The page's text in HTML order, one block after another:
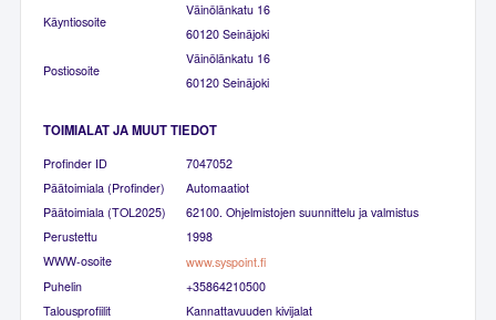
Käyntiosoite
Väinölänkatu 16
60120 Seinäjoki
Postiosoite
Väinölänkatu 16
60120 Seinäjoki
TOIMIALAT JA MUUT TIEDOT
Profinder ID
7047052
Päätoimiala (Profinder)
Automaatiot
Päätoimiala (TOL2025)
62100. Ohjelmistojen suunnittelu ja valmistus
Perustettu
1998
WWW-osoite
www.syspoint.fi
Puhelin
+35864210500
Talousprofiilit
Kannattavuuden kivijalat